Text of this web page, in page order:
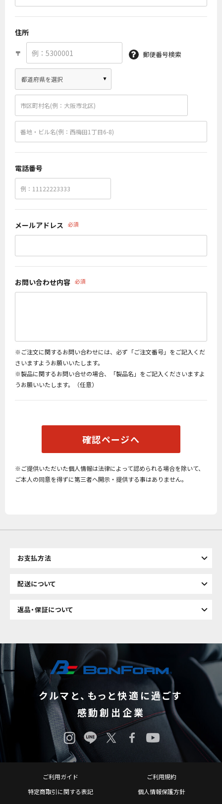
住所
〒 郵便番号検索
電話番号
メールアドレス 必須
お問い合わせ内容 必須
※ご注文に関するお問い合わせには、必ず「ご注文番号」をご記入くだ
さいますようお願いいたします。
※製品に関するお問い合せの場合、「製品名」をご記入くださいますよ
うお願いいたします。（任意）
確認ページへ
※ご提供いただいた個人情報は法律によって認められる場合を除いて、
ご本人の同意を得ずに第三者へ開示・提供する事はありません。
お支払方法
配送について
返品・保証について
クルマと、もっと快適に過ごす
感動創出企業
ご利用ガイド
ご利用規約
特定商取引に関する表記
個人情報保護方針